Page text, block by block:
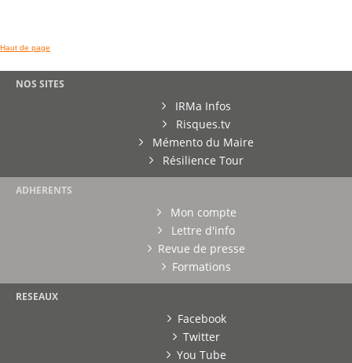
Haut de page
NOS SITES
IRMa Infos
Risques.tv
Mémento du Maire
Résilience Tour
ADHERENTS
Mon compte
Lettre d'info
Revue de presse
Formations
RESEAUX
Facebook
Twitter
You Tube